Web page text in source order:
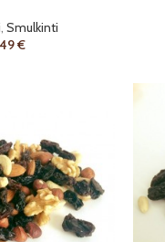
, Smulkinti
€